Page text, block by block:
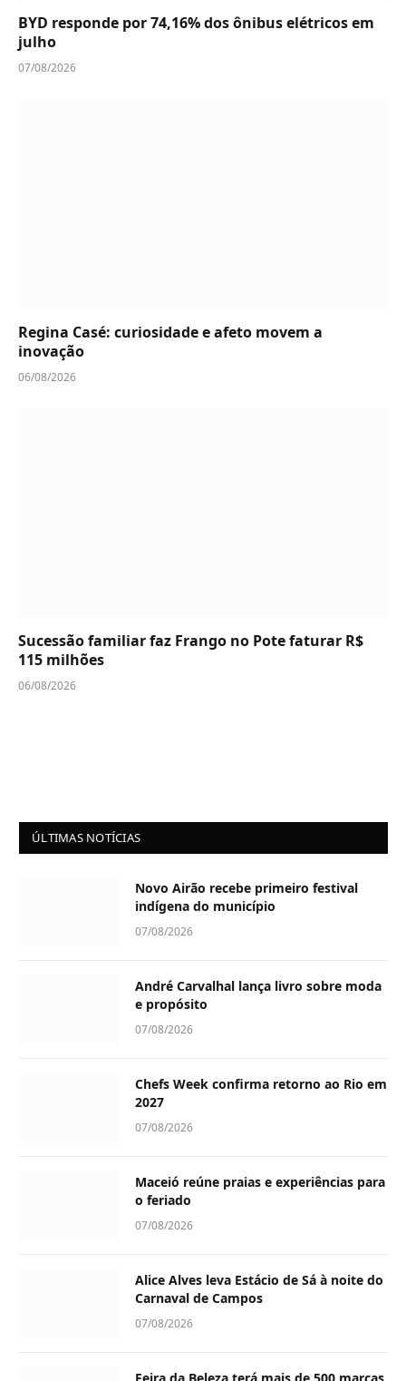
BYD responde por 74,16% dos ônibus elétricos em
julho
07/08/2026
Regina Casé: curiosidade e afeto movem a
inovação
06/08/2026
Sucessão familiar faz Frango no Pote faturar R$
115 milhões
06/08/2026
ÚLTIMAS NOTÍCIAS
Novo Airão recebe primeiro festival
indígena do município
07/08/2026
André Carvalhal lança livro sobre moda
e propósito
07/08/2026
Chefs Week confirma retorno ao Rio em
2027
07/08/2026
Maceió reúne praias e experiências para
o feriado
07/08/2026
Alice Alves leva Estácio de Sá à noite do
Carnaval de Campos
07/08/2026